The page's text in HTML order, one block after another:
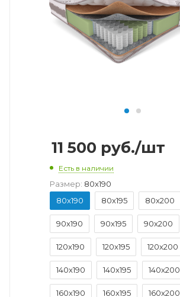
11 500 руб./шт
Есть в наличии
Размер: 80x190
80x190
80x195 80x200
90x190 90x195 90x200
120x190 120x195 120x200
140x190 140x195 140x200
160x190 160x195 160x200